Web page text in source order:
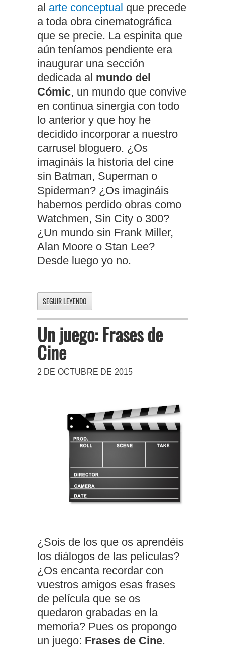
al arte conceptual que precede
a toda obra cinematográfica
que se precie. La espinita que
aún teníamos pendiente era
inaugurar una sección
dedicada al mundo del
Cómic, un mundo que convive
en continua sinergia con todo
lo anterior y que hoy he
decidido incorporar a nuestro
carrusel bloguero. ¿Os
imagináis la historia del cine
sin Batman, Superman o
Spiderman? ¿Os imagináis
habernos perdido obras como
Watchmen, Sin City o 300?
¿Un mundo sin Frank Miller,
Alan Moore o Stan Lee?
Desde luego yo no.
SEGUIR LEYENDO
Un juego: Frases de
Cine
2 DE OCTUBRE DE 2015
¿Sois de los que os aprendéis
los diálogos de las películas?
¿Os encanta recordar con
vuestros amigos esas frases
de película que se os
quedaron grabadas en la
memoria? Pues os propongo
un juego: Frases de Cine.